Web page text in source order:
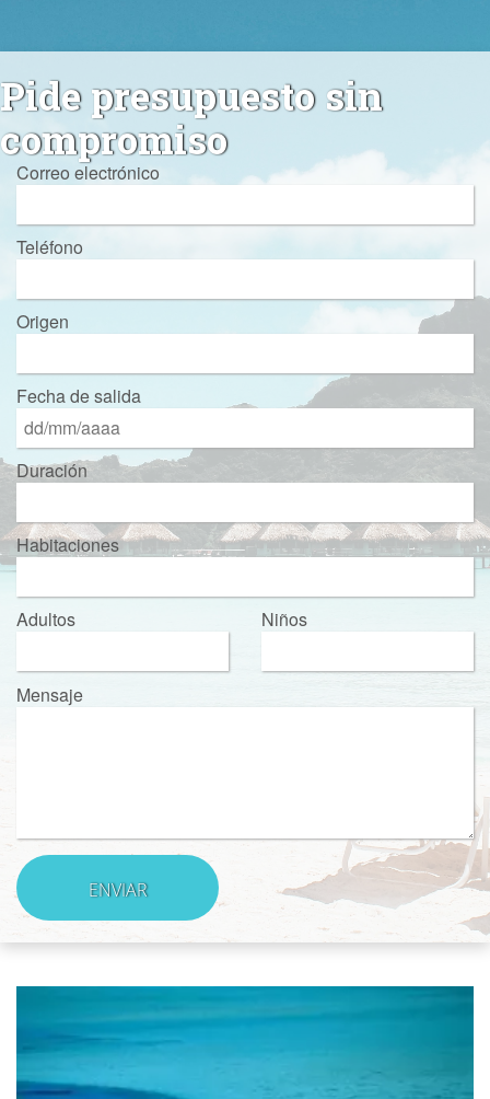
Pide presupuesto sin
compromiso
Correo electrónico
Teléfono
Origen
Fecha de salida
Duración
Habitaciones
Adultos Niños
Mensaje